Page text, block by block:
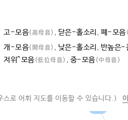
고-모음(高母音) , 닫은-홀소리 , 폐-모음
개-모음(開母音) , 낮은-홀소리 , 반높은-
저위^모음(低位母音) , 중-모음(中母音)
스로 어휘 지도를 이동할 수 있습니다.)